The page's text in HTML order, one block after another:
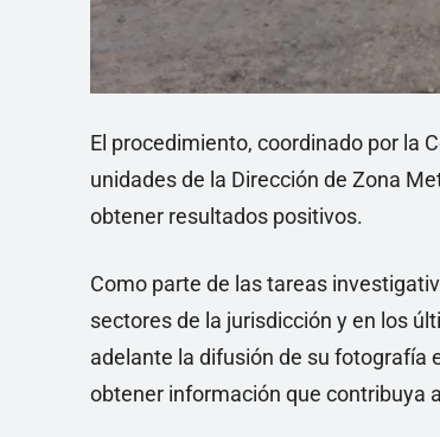
El procedimiento, coordinado por la
unidades de la Dirección de Zona
obtener resultados positivos.
Como parte de las tareas
sectores de la jurisdicción y en los
adelante la difusión de su fotografía
obtener información que contribuya